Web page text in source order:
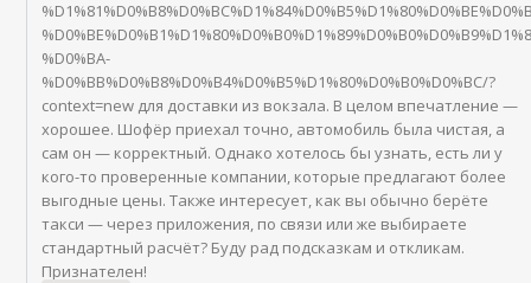
%D0%BA-
%D0%BB%D0%B8%D0%B4%D0%B5%D1%80%D0%B0%D0%BC/?
context=new для доставки из вокзала. В целом впечатление —
хорошее. Шофёр приехал точно, автомобиль была чистая, а
сам он — корректный. Однако хотелось бы узнать, есть ли у
кого-то проверенные компании, которые предлагают более
выгодные цены. Также интересует, как вы обычно берёте
такси — через приложения, по связи или же выбираете
стандартный расчёт? Буду рад подсказкам и откликам.
Признателен!